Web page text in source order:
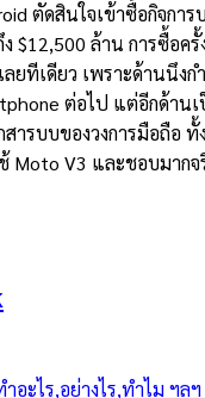
ตัดสินใจเข้าซื้อกิจกา
$12,500 ล้าน การซื้อค
ยทีเดียว เพราะด้านนึงก
ต่อไป แต่อีกด้า
ารบบของวงการมือถือ
Moto V3 และชอบมากจ